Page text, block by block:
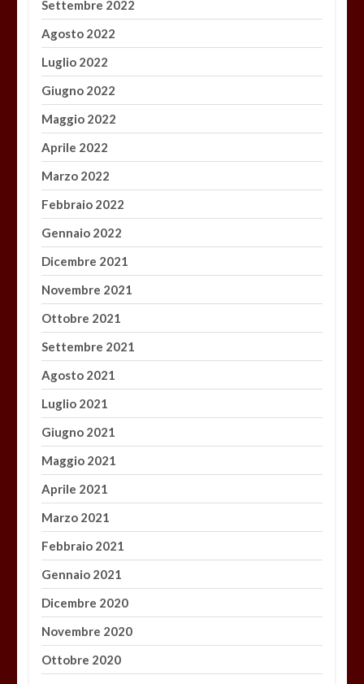
Settembre 2022
Agosto 2022
Luglio 2022
Giugno 2022
Maggio 2022
Aprile 2022
Marzo 2022
Febbraio 2022
Gennaio 2022
Dicembre 2021
Novembre 2021
Ottobre 2021
Settembre 2021
Agosto 2021
Luglio 2021
Giugno 2021
Maggio 2021
Aprile 2021
Marzo 2021
Febbraio 2021
Gennaio 2021
Dicembre 2020
Novembre 2020
Ottobre 2020